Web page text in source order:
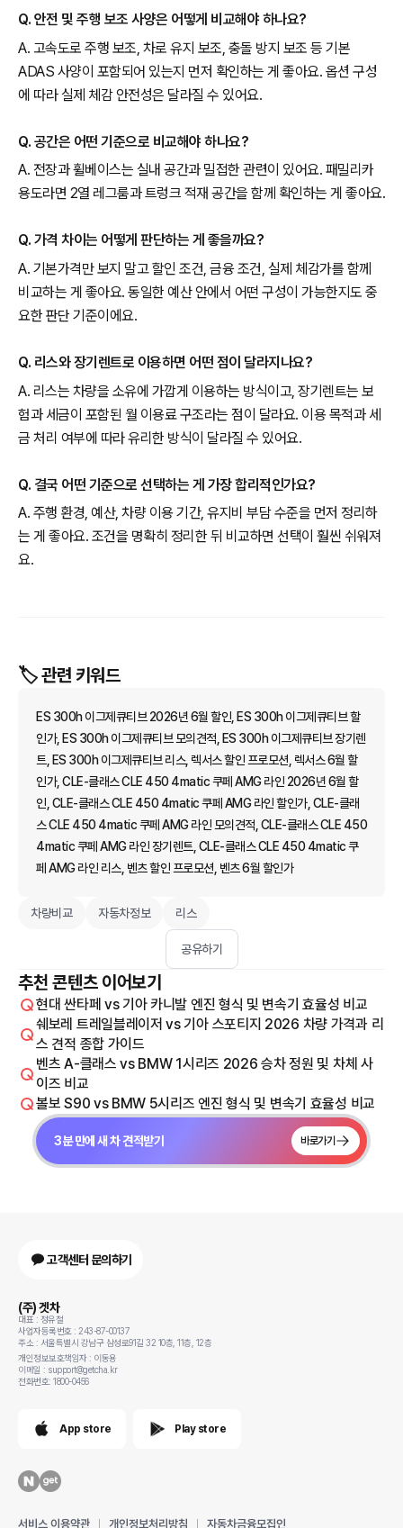
Q. 안전 및 주행 보조 사양은 어떻게 비교해야 하나요?
A. 고속도로 주행 보조, 차로 유지 보조, 충돌 방지 보조 등 기본
ADAS 사양이 포함되어 있는지 먼저 확인하는 게 좋아요. 옵션 구성
에 따라 실제 체감 안전성은 달라질 수 있어요.
Q. 공간은 어떤 기준으로 비교해야 하나요?
A. 전장과 휠베이스는 실내 공간과 밀접한 관련이 있어요. 패밀리카
용도라면 2열 레그룸과 트렁크 적재 공간을 함께 확인하는 게 좋아요.
Q. 가격 차이는 어떻게 판단하는 게 좋을까요?
A. 기본가격만 보지 말고 할인 조건, 금융 조건, 실제 체감가를 함께
비교하는 게 좋아요. 동일한 예산 안에서 어떤 구성이 가능한지도 중
요한 판단 기준이에요.
Q. 리스와 장기렌트로 이용하면 어떤 점이 달라지나요?
A. 리스는 차량을 소유에 가깝게 이용하는 방식이고, 장기렌트는 보
험과 세금이 포함된 월 이용료 구조라는 점이 달라요. 이용 목적과 세
금 처리 여부에 따라 유리한 방식이 달라질 수 있어요.
Q. 결국 어떤 기준으로 선택하는 게 가장 합리적인가요?
A. 주행 환경, 예산, 차량 이용 기간, 유지비 부담 수준을 먼저 정리하
는 게 좋아요. 조건을 명확히 정리한 뒤 비교하면 선택이 훨씬 쉬워져
요.
🏷️ 관련 키워드
ES 300h 이그제큐티브 2026년 6월 할인, ES 300h 이그제큐티브 할
인가, ES 300h 이그제큐티브 모의견적, ES 300h 이그제큐티브 장기렌
트, ES 300h 이그제큐티브 리스, 렉서스 할인 프로모션, 렉서스 6월 할
인가, CLE-클래스 CLE 450 4matic 쿠페 AMG 라인 2026년 6월 할
인, CLE-클래스 CLE 450 4matic 쿠페 AMG 라인 할인가, CLE-클래
스 CLE 450 4matic 쿠페 AMG 라인 모의견적, CLE-클래스 CLE 450
4matic 쿠페 AMG 라인 장기렌트, CLE-클래스 CLE 450 4matic 쿠
페 AMG 라인 리스, 벤츠 할인 프로모션, 벤츠 6월 할인가
차량비교 자동차정보 리스
공유하기
추천 콘텐츠 이어보기
현대 싼타페 vs 기아 카니발 엔진 형식 및 변속기 효율성 비교
쉐보레 트레일블레이저 vs 기아 스포티지 2026 차량 가격과 리
스 견적 종합 가이드
벤츠 A-클래스 vs BMW 1시리즈 2026 승차 정원 및 차체 사
이즈 비교
볼보 S90 vs BMW 5시리즈 엔진 형식 및 변속기 효율성 비교
3분 만에 새 차 견적받기 바로가기
고객센터 문의하기
(주) 겟차
대표 : 정유철
사업자등록번호 : 243-87-00137
주소 : 서울특별시 강남구 삼성로91길 32 10층, 11층, 12층
개인정보보호책임자 : 이동용
이메일 : support@getcha.kr
전화번호: 1800-0456
App store Play store
서비스 이용약관 개인정보처리방침 자동차금융모집인